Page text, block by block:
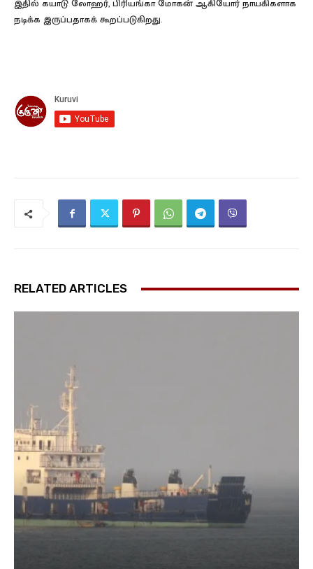
இதில் கயாடு லோஹர், பிரி​யங்கா மோகன் ஆகியோர் நாயகி​களாக
நடிக்க இருப்​ப​தாகக் கூறப்​படு​கிறது.
RELATED ARTICLES